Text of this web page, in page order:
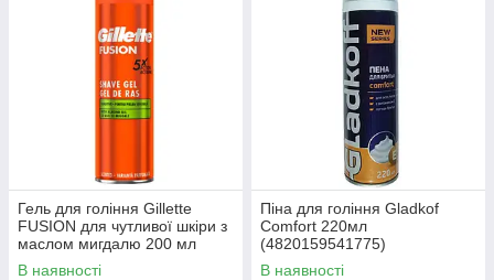
Гель для гоління Gillette
FUSION для чутливої шкіри з
маслом мигдалю 200 мл
(7702018464692)
В наявності
Піна для гоління Gladkof
Comfort 220мл
(4820159541775)
В наявності